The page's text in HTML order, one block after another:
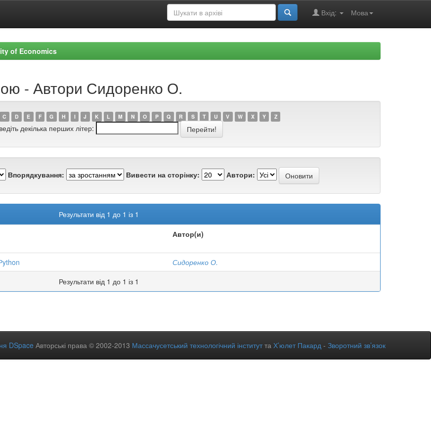
Мова
Вхід:
of Economics
- Автори Сидоренко О.
C D E F G H I J K L M N O P Q R S T U V W X Y Z
декілька перших літер:
Впорядкування: Вивести на сторінку: Автори:
Результати від 1 до 1 із 1
Автор(и)
Сидоренко О.
Результати від 1 до 1 із 1
DSpace Авторські права © 2002-2013 Массачусетський технологічний інститутта Х’юлет Пакард - Зворотний зв’язок